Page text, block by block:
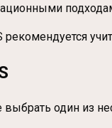
один из